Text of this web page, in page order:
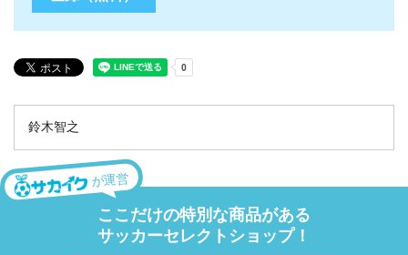
鈴木智之
が運営
ここだけの特別な商品がある
サッカーセレクトショップ！